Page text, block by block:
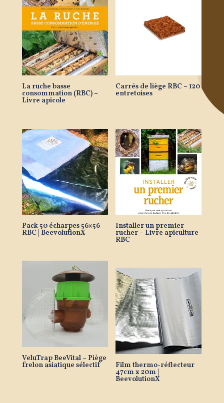
La ruche basse
consommation (RBC) –
Livre apicole
Carrés de liège RBC – 120
entretoises
Pack 50 écharpes 56×56
RBC | BeevolutionX
Installer un premier
rucher – Livre apiculture
RBC
VeluTrap BeeVital – Piège
frelon asiatique sélectif Film thermo-réflecteur
47cm x 20m |
BeevolutionX